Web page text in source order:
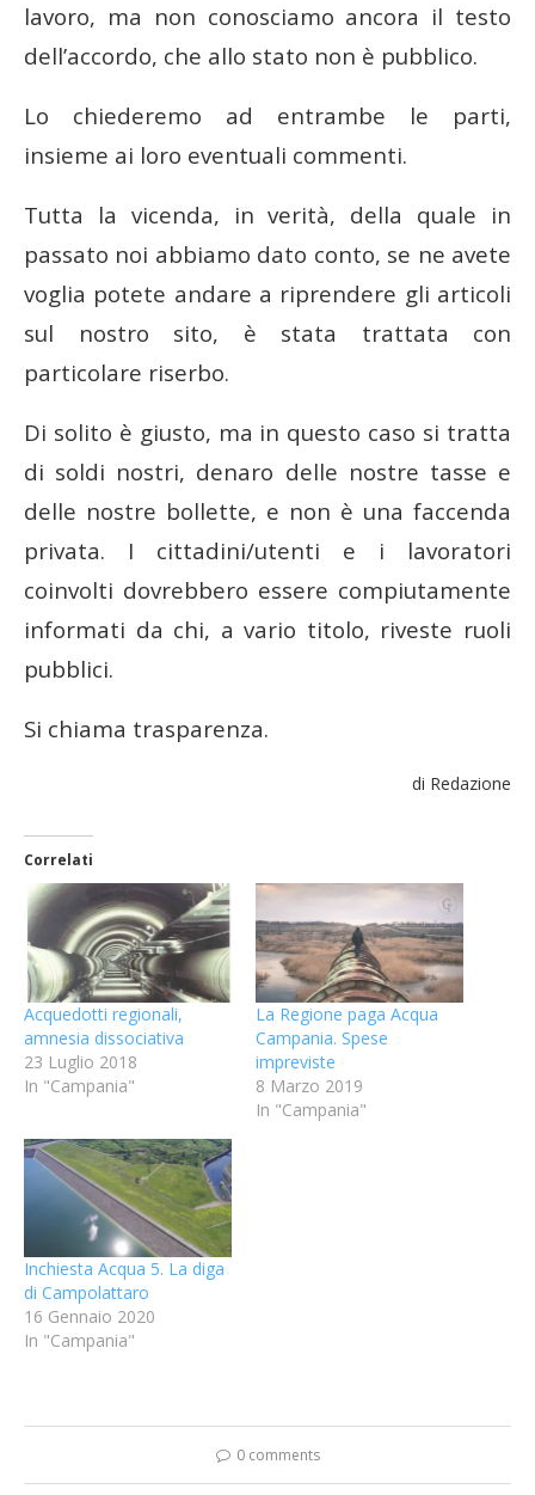
lavoro, ma non conosciamo ancora il testo
dell’accordo, che allo stato non è pubblico.
Lo chiederemo ad entrambe le parti,
insieme ai loro eventuali commenti.
Tutta la vicenda, in verità, della quale in
passato noi abbiamo dato conto, se ne avete
voglia potete andare a riprendere gli articoli
sul nostro sito, è stata trattata con
particolare riserbo.
Di solito è giusto, ma in questo caso si tratta
di soldi nostri, denaro delle nostre tasse e
delle nostre bollette, e non è una faccenda
privata. I cittadini/utenti e i lavoratori
coinvolti dovrebbero essere compiutamente
informati da chi, a vario titolo, riveste ruoli
pubblici.
Si chiama trasparenza.
di Redazione
Correlati
Acquedotti regionali,
amnesia dissociativa
23 Luglio 2018
In "Campania"
La Regione paga Acqua
Campania. Spese
impreviste
8 Marzo 2019
In "Campania"
Inchiesta Acqua 5. La diga
di Campolattaro
16 Gennaio 2020
In "Campania"
0 comments